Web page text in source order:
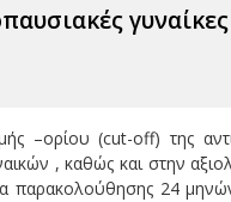
γυναίκες
–ορίου (cut-off) της
, καθώς και στην
παρακολούθησης 24